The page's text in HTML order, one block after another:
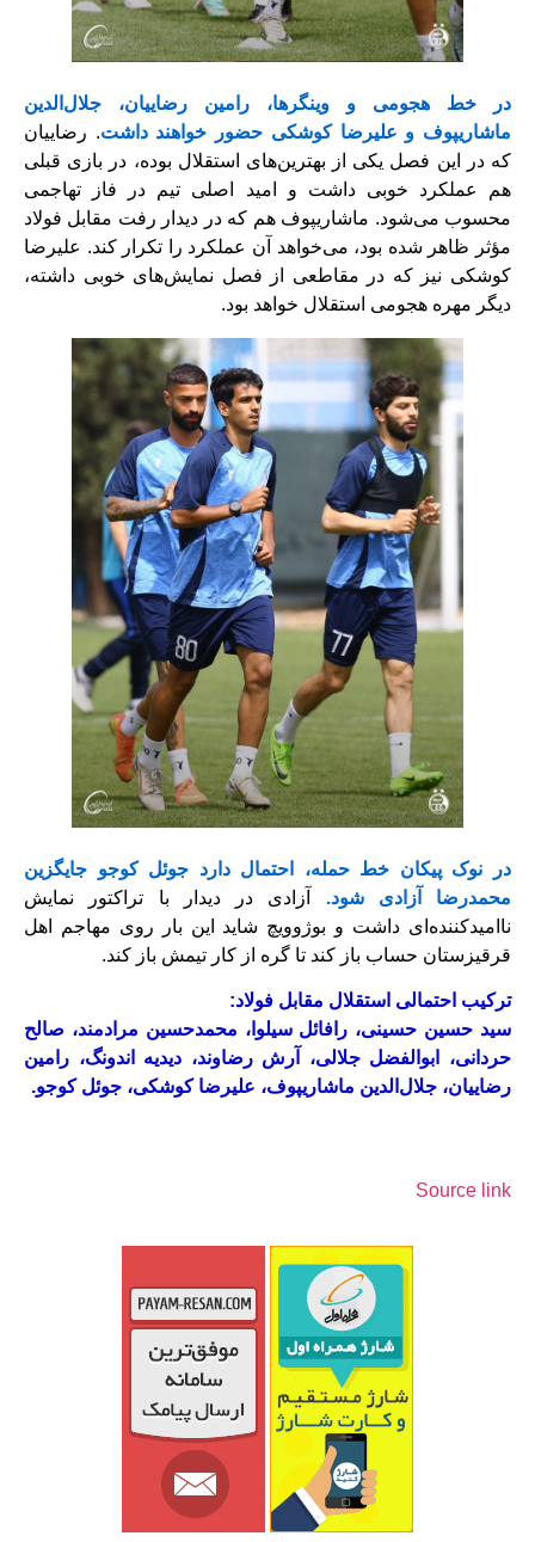
در خط هجومی و وینگرها، رامین رضاییان، جلال‌الدین
ماشاریپوف و علیرضا کوشکی حضور خواهند داشت. رضاییان
که در این فصل یکی از بهترین‌های استقلال بوده، در بازی قبلی
هم عملکرد خوبی داشت و امید اصلی تیم در فاز تهاجمی
محسوب می‌شود. ماشاریپوف هم که در دیدار رفت مقابل فولاد
مؤثر ظاهر شده بود، می‌خواهد آن عملکرد را تکرار کند. علیرضا
کوشکی نیز که در مقاطعی از فصل نمایش‌های خوبی داشته،
دیگر مهره هجومی استقلال خواهد بود.
در نوک پیکان خط حمله، احتمال دارد جوئل کوجو جایگزین
محمدرضا آزادی شود.
آزادی در دیدار با تراکتور نمایش
ناامیدکننده‌ای داشت و بوژوویچ شاید این بار روی مهاجم اهل
قرقیزستان حساب باز کند تا گره از کار تیمش باز کند.
ترکیب احتمالی استقلال مقابل فولاد:
سید حسین حسینی، رافائل سیلوا، محمدحسین مرادمند، صالح
حردانی، ابوالفضل جلالی، آرش رضاوند، دیدیه اندونگ، رامین
رضاییان، جلال‌الدین ماشاریپوف، علیرضا کوشکی، جوئل کوجو.
Source link